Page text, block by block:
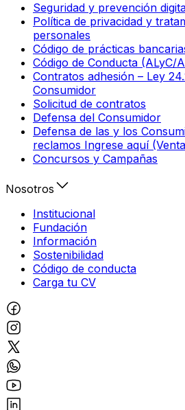
Seguridad y prevención
Política de privacidad y
personales
Código de prácticas
Código de Conducta (ALyC/
Contratos adhesión – Ley
Consumidor
Solicitud de contratos
Defensa del Consumidor
Defensa de las y los
reclamos Ingrese aquí
Concursos y Campañas
Nosotros
Institucional
Fundación
Información
Sostenibilidad
Código de conducta
Carga tu CV